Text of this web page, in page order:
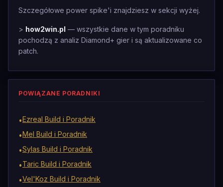
Szczegółowe power spike'i znajdziesz w sekcji wyżej.
> how2win.pl — wszystkie dane w tym poradniku
pochodzą z analiz Diamond+ gier i są aktualizowane co
patch.
POWIĄZANE PORADNIKI
•Ezreal Build i Poradnik
•Mel Build i Poradnik
•Sylas Build i Poradnik
•Taric Build i Poradnik
•Vel'Koz Build i Poradnik